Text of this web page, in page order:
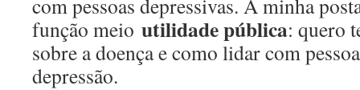
com pessoas depressivas. A minha
função meio utilidade pública: quero
sobre a doença e como lidar com
depressão.